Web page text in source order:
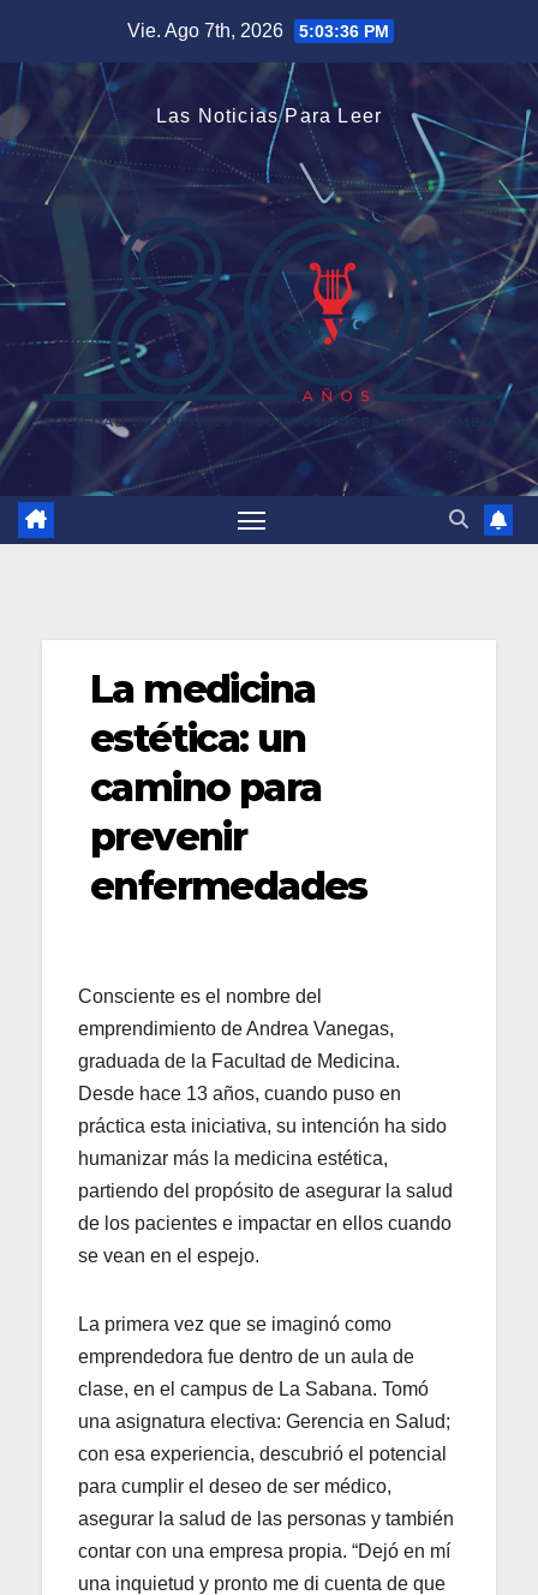
contenido
Vie. Ago 7th, 2026 5:03:36 PM
Las Noticias Para Leer
La medicina
estética: un
camino para
prevenir
enfermedades
Consciente es el nombre del
emprendimiento de Andrea Vanegas,
graduada de la Facultad de Medicina.
Desde hace 13 años, cuando puso en
práctica esta iniciativa, su intención ha sido
humanizar más la medicina estética,
partiendo del propósito de asegurar la salud
de los pacientes e impactar en ellos cuando
se vean en el espejo.
La primera vez que se imaginó como
emprendedora fue dentro de un aula de
clase, en el campus de La Sabana. Tomó
una asignatura electiva: Gerencia en Salud;
con esa experiencia, descubrió el potencial
para cumplir el deseo de ser médico,
asegurar la salud de las personas y también
contar con una empresa propia. “Dejó en mí
una inquietud y pronto me di cuenta de que